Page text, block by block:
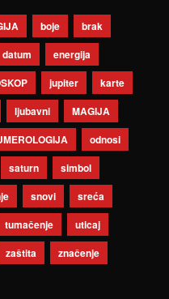
boje
brak
datum
energija
jupiter
karte
ljubavni
MAGIJA
odnosi
saturn
simbol
snovi
sreća
tumačenje
uticaj
zaštita značenje